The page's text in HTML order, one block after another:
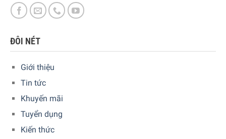
Với bấy nhiêu ưu điểm trên, chúng
được những trải nghiệm hoàn hảo khi sử dụng chiếc máy
xay coffee này!
ĐÔI NÉT
Giới thiệu
Tin tức
Khuyến mãi
Tuyển dụng
Kiến thức